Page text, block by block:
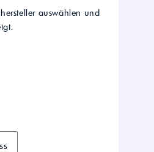
auswählen und